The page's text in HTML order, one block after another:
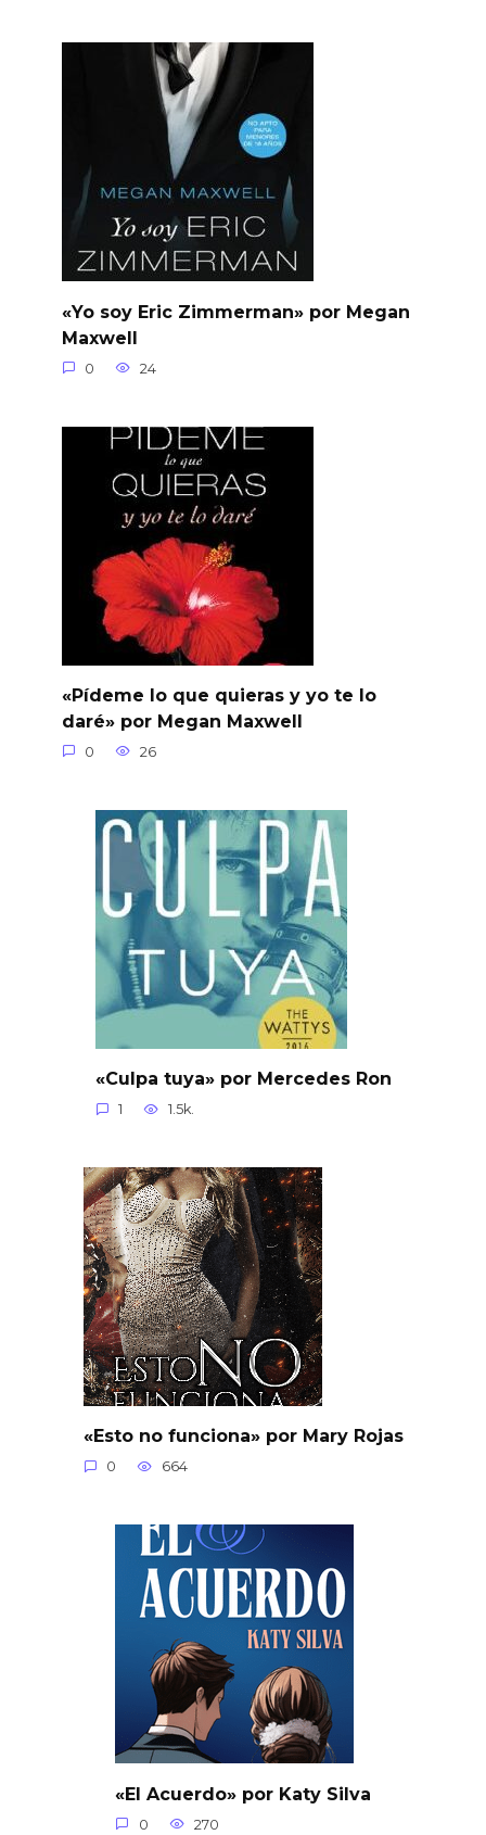
«Yo soy Eric Zimmerman» por Megan
Maxwell
0 24
«Pídeme lo que quieras y yo te lo
daré» por Megan Maxwell
0 26
«Culpa tuya» por Mercedes Ron
1 1.5k.
«Esto no funciona» por Mary Rojas
0 664
«El Acuerdo» por Katy Silva
0 270